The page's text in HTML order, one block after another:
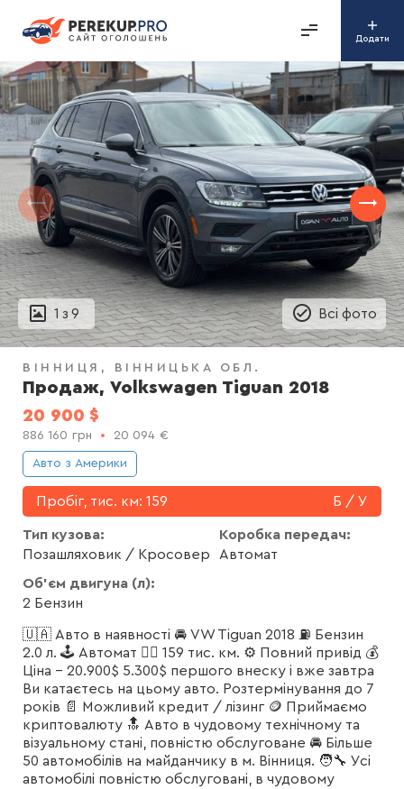
Додати
1 з 9 Всі фото
ВІННИЦЯ ВІННИЦЬКА ОБЛ.
Продаж, Volkswagen Tiguan 2018
20 900 $
886 160 грн 20 094 €
Авто з Америки
Пробіг, тис. км: 159 Б / У
Тип кузова:
Позашляховик / Кросовер
Коробка передач:
Автомат
Об'єм двигуна (л):
2 Бензин
🇺🇦 Авто в наявності 🚘 VW Tiguan 2018 ⛽️ Бензин
2.0 л. 🕹 Автомат 🏃‍♂️ 159 тис. км. ⚙️ Повний привід 💰
Ціна - 20.900$ 5.300$ першого внеску і вже завтра
Ви катаєтесь на цьому авто. Розтермінування до 7
років 📄 Можливий кредит / лізинг 🪙 Приймаємо
криптовалюту 🔝 Авто в чудовому технічному та
візуальному стані, повністю обслуговане 🚘 Більше
50 автомобілів на майданчику в м. Вінниця. 🧑‍🔧 Усі
автомобілі повністю обслуговані, в чудовому